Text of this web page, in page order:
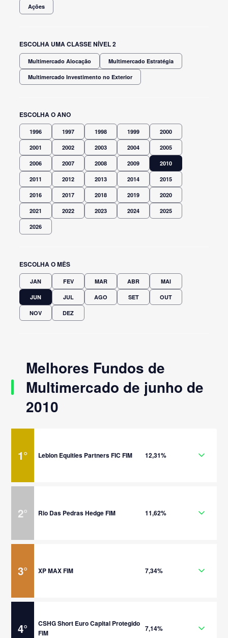
Ações
ESCOLHA UMA CLASSE NÍVEL 2
Multimercado Alocação Multimercado Estratégia
Multimercado Investimento no Exterior
ESCOLHA O ANO
1996 1997 1998 1999 2000
2001 2002 2003 2004 2005
2006 2007 2008 2009 2010
2011 2012 2013 2014 2015
2016 2017 2018 2019 2020
2021 2022 2023 2024 2025
2026
ESCOLHA O MÊS
JAN FEV MAR ABR MAI
JUN JUL AGO SET OUT
NOV DEZ
Melhores Fundos de
Multimercado de junho de
2010
1° Leblon Equities Partners FIC FIM 12,31%
2° Rio Das Pedras Hedge FIM 11,62%
3° XP MAX FIM 7,34%
4°
CSHG Short Euro Capital Protegido
FIM
7,14%